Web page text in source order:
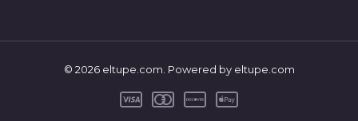
© 2026 eltupe.com. Powered by eltupe.com